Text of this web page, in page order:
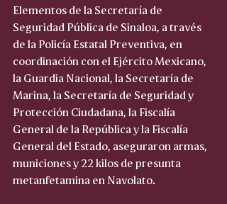
Elementos de la Secretaría de
Seguridad Pública de Sinaloa, a través
de la Policía Estatal Preventiva, en
coordinación con el Ejército Mexicano,
la Guardia Nacional, la Secretaría de
Marina, la Secretaría de Seguridad y
Protección Ciudadana, la Fiscalía
General de la República y la Fiscalía
General del Estado, aseguraron armas,
municiones y 22 kilos de presunta
metanfetamina en Navolato.